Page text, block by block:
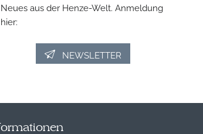
Neues aus der Henze-Welt. Anmeldung
hier:
NEWSLETTER